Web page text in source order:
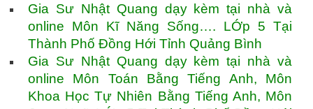
Gia Sư Nhật Quang dạy kèm tại nhà và
online Môn Kĩ Năng Sống…. LỚp 5 Tại
Thành Phố Đồng Hới Tỉnh Quảng Bình
Gia Sư Nhật Quang dạy kèm tại nhà và
online Môn Toán Bằng Tiếng Anh, Môn
Khoa Học Tự Nhiên Bằng Tiếng Anh, Môn